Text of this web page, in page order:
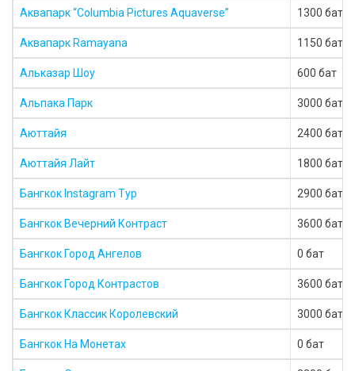
Аквапарк “Columbia Pictures Aquaverse” 1300 бат
Аквапарк Ramayana 1150 бат
Альказар Шоу 600 бат
Альпака Парк 3000 бат
Аюттайя 2400 бат
Аюттайя Лайт 1800 бат
Бангкок Instagram Тур 2900 бат
Бангкок Вечерний Контраст 3600 бат
Бангкок Город Ангелов 0 бат
Бангкок Город Контрастов 3600 бат
Бангкок Классик Королевский 3000 бат
Бангкок На Монетах 0 бат